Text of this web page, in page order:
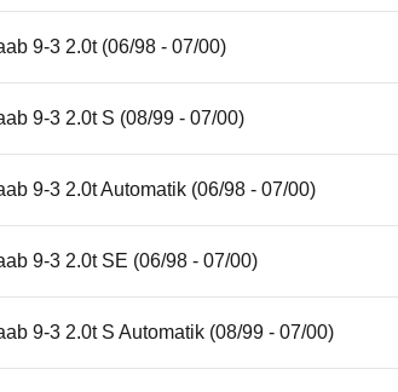
9-3 2.0t (06/98 - 07/00)
9-3 2.0t S (08/99 - 07/00)
9-3 2.0t Automatik (06/98 - 07/00)
9-3 2.0t SE (06/98 - 07/00)
9-3 2.0t S Automatik (08/99 - 07/00)